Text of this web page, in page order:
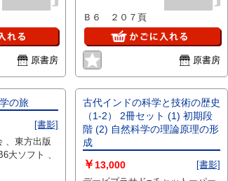
原書房
Ｂ６ ２０７頁
原書房
の旅
[書影]
古代インドの科学と技術の歴史
（1-2） 2冊セット (1) 初期段
階 (2) 自然科学の理論原理の形
成
[書影]
￥13,000